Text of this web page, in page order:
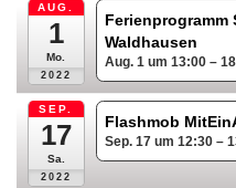
AUG.
1
Mo.
2022
Waldhausen
Aug. 1 um 13:00 –
SEP.
17
Sa.
2022
Flashmob
Sep. 17 um 12:30 –